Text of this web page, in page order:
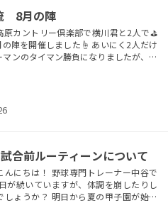
8月の陣
原カントリー倶楽部で横川君と2人で⛳️
の陣を開催しました☝️ あいにく2人だけ
マンのタイマン勝負になりましたが、木
3回にバーディパット1回と言う素晴らし
した👍 私も負けじとラス前の17Hで同ス
合前ルーティーンについて
んにちは！ 野球専門トレーナー中谷で
が続いていますが、体調を崩したりし
しょうか？ 明日から夏の甲子園が始ま